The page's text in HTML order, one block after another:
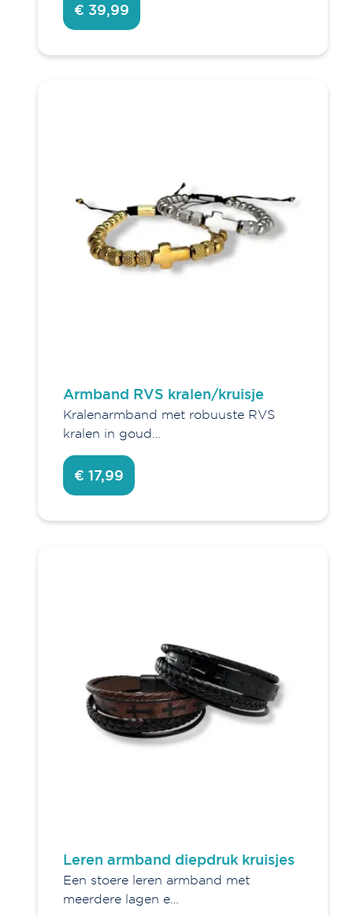
€ 39,99
Armband RVS kralen/kruisje
Kralenarmband met robuuste RVS
kralen in goud…
€ 17,99
Leren armband diepdruk kruisjes
Een stoere leren armband met
meerdere lagen e…